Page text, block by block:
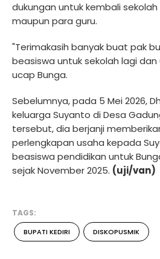
dukungan untuk kembali
maupun para guru.
"Terimakasih banyak buat pak
beasiswa untuk sekolah lagi
ucap Bunga.
Sebelumnya, pada 5 Mei 2026,
keluarga Suyanto di Desa
tersebut, dia berjanji
perlengkapan usaha kepada
beasiswa pendidikan untuk
sejak November 2025. (uji/van)
TAGS:
BUPATI KEDIRI DISKOPUSMIK